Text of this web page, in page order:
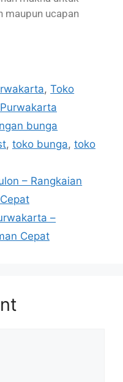
maupun ucapan
,Toko
bunga
, toko bunga, toko
– Rangkaian
–
Cepat